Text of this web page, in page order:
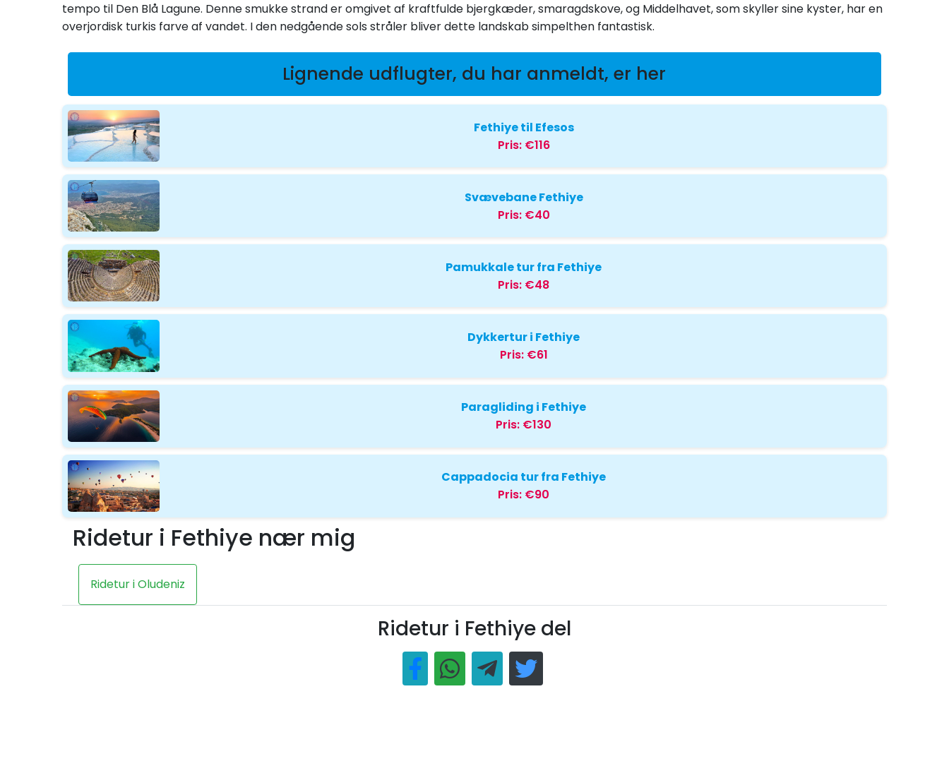
tempo til Den Blå Lagune. Denne smukke strand er omgivet af kraftfulde bjergkæder, smaragdskove, og Middelhavet, som skyller sine kyster, har en
overjordisk turkis farve af vandet. I den nedgående sols stråler bliver dette landskab simpelthen fantastisk.
Lignende udflugter, du har anmeldt, er her
Fethiye til Efesos
Pris: €116
Svævebane Fethiye
Pris: €40
Pamukkale tur fra Fethiye
Pris: €48
Dykkertur i Fethiye
Pris: €61
Paragliding i Fethiye
Pris: €130
Cappadocia tur fra Fethiye
Pris: €90
Ridetur i Fethiye nær mig
Ridetur i Oludeniz
Ridetur i Fethiye del